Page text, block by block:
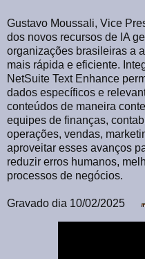
Gustavo Moussali, Vice
dos novos recursos de IA
organizações brasileiras a
mais rápida e eficiente.
NetSuite Text Enhance
dados específicos e
conteúdos de maneira
equipes de finanças,
operações, vendas,
aproveitar esses avanços
reduzir erros humanos,
processos de negócios.
Gravado dia 10/02/2025